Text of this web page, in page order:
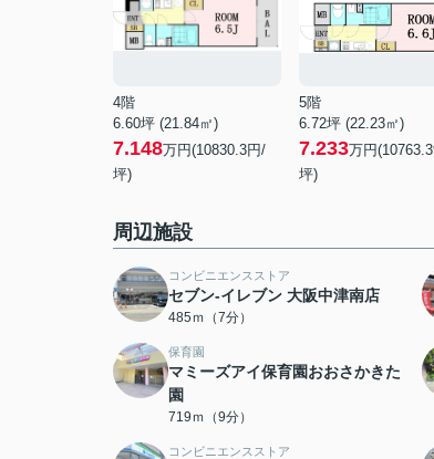
4階
6.60坪 (21.84㎡)
7.148万円(10830.3円/
坪)
5階
6.72坪 (22.23㎡)
7.233万円
坪)
周辺施設
コンビニエンスストア
セブン-イレブン 大阪中津南店
485ｍ（7分）
保育園
マミーズアイ保育園おおさかきた
園
719ｍ（9分）
コンビニエンスストア